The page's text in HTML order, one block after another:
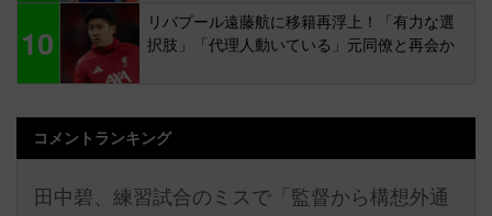
10
リバプール遠藤航に移籍再浮上！「有力な選
択肢」「代理人動いている」元同僚と再会か
コメントランキング
田中碧、練習試合のミスで「監督から構想外通